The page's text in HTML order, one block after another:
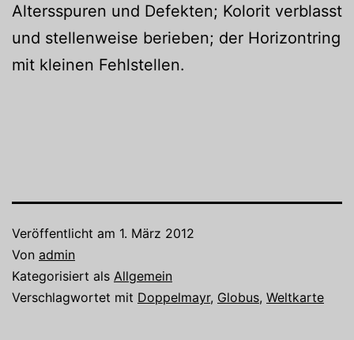
Altersspuren und Defekten; Kolorit verblasst
und stellenweise berieben; der Horizontring
mit kleinen Fehlstellen.
Veröffentlicht am 1. März 2012
Von admin
Kategorisiert als Allgemein
Verschlagwortet mit Doppelmayr, Globus, Weltkarte